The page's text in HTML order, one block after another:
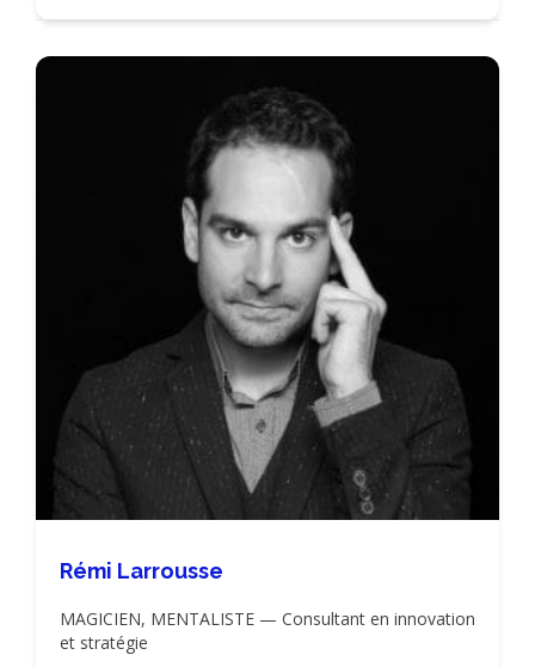
Rémi Larrousse
MAGICIEN, MENTALISTE — Consultant en innovation
et stratégie